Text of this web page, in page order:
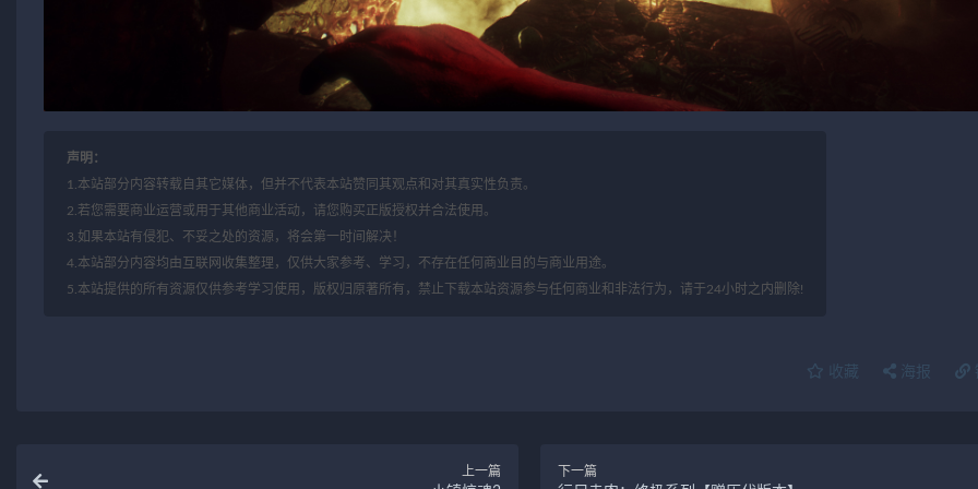
声明：
1.本站部分内容转载自其它媒体，但并不代表本站赞同其观点和对其真实性负责。
2.若您需要商业运营或用于其他商业活动，请您购买正版授权并合法使用。
3.如果本站有侵犯、不妥之处的资源，将会第一时间解决！
4.本站部分内容均由互联网收集整理，仅供大家参考、学习，不存在任何商业目的与商业用途。
5.本站提供的所有资源仅供参考学习使用，版权归原著所有，禁止下载本站资源参与任何商业和非法行为，请于24小时之内删除!
收藏 海报
上一篇 下一篇